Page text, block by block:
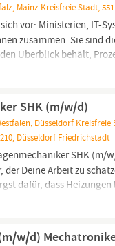
Mainz Kreisfreie Stadt,
vor: Ministerien, IT-
zusammen. Sie sind
Überblick behält,
reibungslos
Sie aktiv die Zukunft der
SHK (m/w/d)
Düsseldorf Kreisfreie
Düsseldorf Friedrichstadt
SHK (m/
der Deine Arbeit zu
dafür, dass Heizungen
zufrieden sind. Dann
der Deinen Einsatz
w/d)